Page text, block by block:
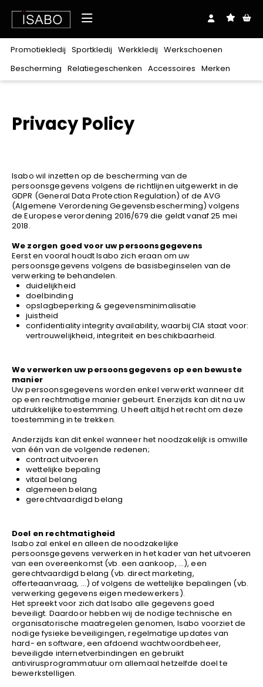
Over ons
Downloads
Realisaties
Promotiekledij Sportkledij Werkkledij Werkschoenen
Bescherming Relatiegeschenken Accessoires Merken
Promotiekledij
T-
Polo's Hoodies
vesten
Bodywarmers
Sportkledij
T-
Polo's Hoodies
Werkkledij
T-
Polo's Hoodies
vesten
Bodywarmers
BroekenShorts
Overalls
BretelbroekenDiepvrieskledijRegenkledij
100%
katoen
Polyester/katoen
VoedingMultinormSignalisatie
kledij
Kids
Horeca Zorg
Schoonmaak
School
BusinessWellnessKapper
Werkschoenen
Hoog Laag
Zonder
veters
Bescherming
LichaamOog Hoofd
Ademhaling
Hand
Relatiegeschenken
BalpennenClipmappenNotablokken
BabykledijTassen Beauty
Accessoires
Riemen Veters Mutsen
ZakdoekenRugzakken
Exclusief bij ISABO
Craft
30 Seven
B&C
BagBase
BasicLine
Bata
Beechfield
Blakläder
Claude
Craft
Designed To Work
Diadora
Dunlop
Edge Safety
Haix
Harvest
Heckel
Honeywell
Hydrowear
Kariban
Lemaitre
M-Safe
OXXA
Premier
Printer
ProAct
Projob
Promodoro
Result
Merken
Privacy Policy
Isabo wil inzetten op de bescherming van de
persoonsgegevens volgens de richtlijnen uitgewerkt in de
GDPR (General Data Protection Regulation) of de AVG
(Algemene Verordening Gegevensbescherming) volgens
de Europese verordening 2016/679 die geldt vanaf 25 mei
2018.
We zorgen goed voor uw persoonsgegevens
Eerst en vooral houdt Isabo zich eraan om uw
persoonsgegevens volgens de basisbeginselen van de
verwerking te behandelen.
duidelijkheid
doelbinding
opslagbeperking & gegevensminimalisatie
juistheid
confidentiality integrity availability, waarbij CIA staat voor:
vertrouwelijkheid, integriteit en beschikbaarheid.
We verwerken uw persoonsgegevens op een bewuste
manier
Uw persoonsgegevens worden enkel verwerkt wanneer dit
op een rechtmatige manier gebeurt. Enerzijds kan dit na uw
uitdrukkelijke toestemming. U heeft altijd het recht om deze
toestemming in te trekken.
Anderzijds kan dit enkel wanneer het noodzakelijk is omwille
van één van de volgende redenen;
contract uitvoeren
wettelijke bepaling
vitaal belang
algemeen belang
gerechtvaardigd belang
Doel en rechtmatigheid
Isabo zal enkel en alleen de noodzakelijke
persoonsgegevens verwerken in het kader van het uitvoeren
van een overeenkomst (vb. een aankoop, …), een
gerechtvaardigd belang (vb. direct marketing,
offerteaanvraag, …) of volgens de wettelijke bepalingen (vb.
verwerking gegevens eigen medewerkers).
Het spreekt voor zich dat Isabo alle gegevens goed
beveiligt. Daardoor hebben wij de nodige technische en
organisatorische maatregelen genomen, Isabo voorziet de
nodige fysieke beveiligingen, regelmatige updates van
hard- en software, een afdoend wachtwoordbeheer,
beveiligde internetverbindingen en gebruikt
antivirusprogrammatuur om allemaal hetzelfde doel te
bewerkstelligen.